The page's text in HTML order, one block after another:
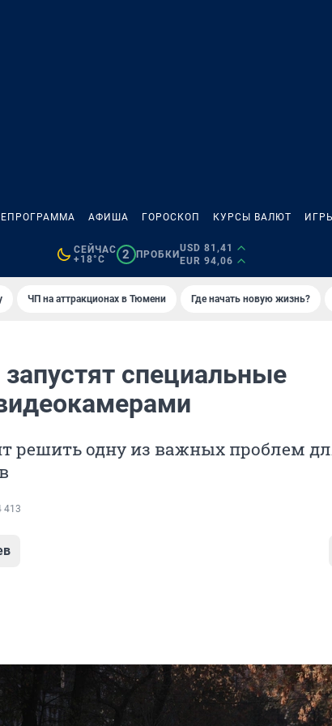
АФИША ГОРОСКОП КУРСЫ ВАЛЮТ
СЕЙЧАС
+18°C
2 ПРОБКИ
USD 81,41
EUR 94,06
ЧП на аттракционах в Тюмени Где начать новую жизнь?
специальные
решить одну из важных проблем
413